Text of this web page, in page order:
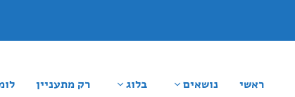
ראשי נושאים בלוג רק מתעניין